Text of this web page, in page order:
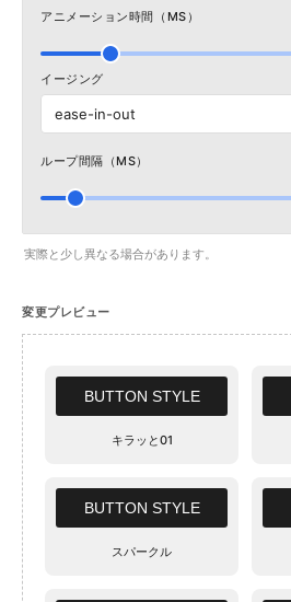
アニメーション時間（MS）
イージング
ease-in-out
ループ間隔（MS）
実際と少し異なる場合があります。
変更プレビュー
BUTTON STYLE
キラッと01
BUTTON STYLE
スパークル